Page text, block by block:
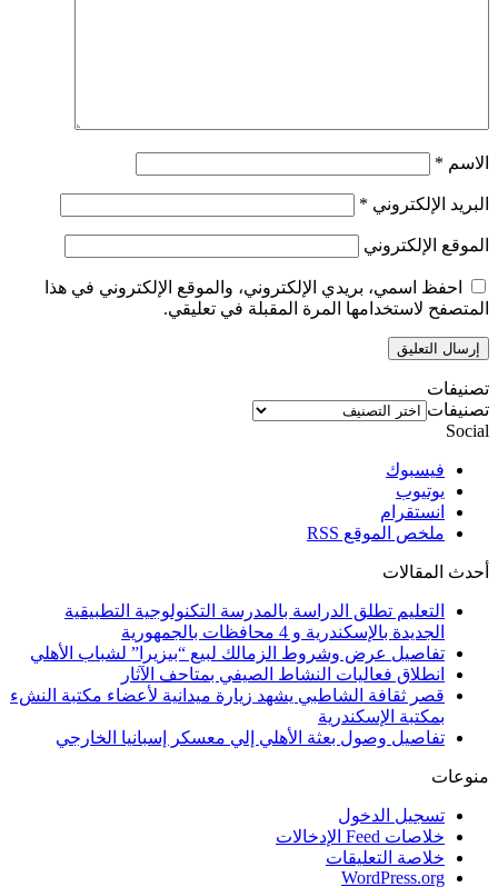
الاسم *
البريد الإلكتروني *
الموقع الإلكتروني
احفظ اسمي، بريدي الإلكتروني، والموقع الإلكتروني في هذا
المتصفح لاستخدامها المرة المقبلة في تعليقي.
تصنيفات
تصنيفات
Social
فيسبوك
يوتيوب
انستقرام
ملخص الموقع RSS
أحدث المقالات
التعليم تطلق الدراسة بالمدرسة التكنولوجية التطبيقية
الجديدة بالإسكندرية و 4 محافظات بالجمهورية
تفاصيل عرض وشروط الزمالك لبيع “بيزيرا” لشباب الأهلي
انطلاق فعاليات النشاط الصيفي بمتاحف الآثار
قصر ثقافة الشاطبي يشهد زيارة ميدانية لأعضاء مكتبة النشء
بمكتبة الإسكندرية
تفاصيل وصول بعثة الأهلي إلي معسكر إسبانيا الخارجي
منوعات
تسجيل الدخول
خلاصات Feed الإدخالات
خلاصة التعليقات
WordPress.org